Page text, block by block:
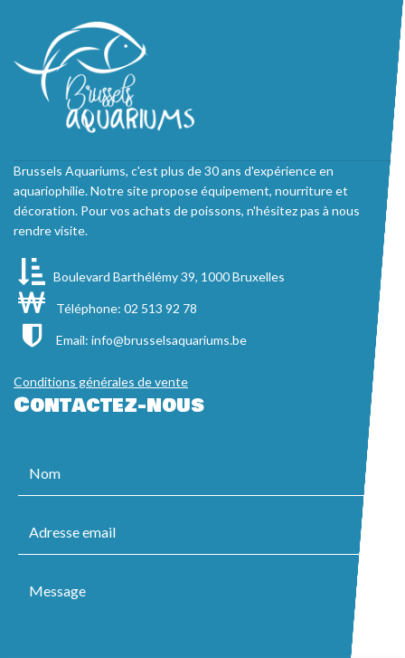
Brussels Aquariums, c'est plus de 30 ans d'expérience en
aquariophilie. Notre site propose équipement, nourriture et
décoration. Pour vos achats de poissons, n'hésitez pas à nous
rendre visite.
Boulevard Barthélémy 39, 1000 Bruxelles
Téléphone: 02 513 92 78
Email: info@brusselsaquariums.be
Conditions générales de vente
Contactez-nous